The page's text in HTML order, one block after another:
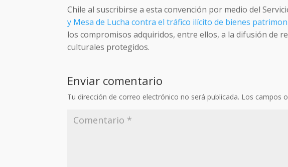
Chile al suscribirse a esta convención por medio del
y Mesa de Lucha contra el tráfico ilícito de bienes
los compromisos adquiridos, entre ellos, a la difusión de
culturales protegidos.
Enviar comentario
Tu dirección de correo electrónico no será publicada. Los campos